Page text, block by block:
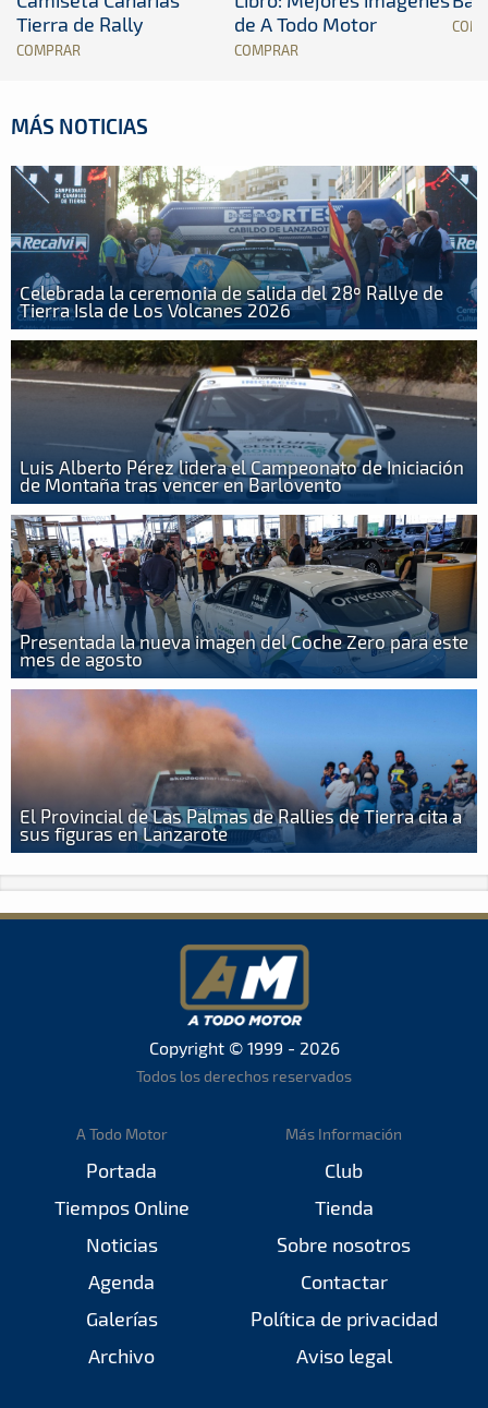
Tierra de Rally
COMPRAR
de A Todo Motor
COMPRAR
MÁS NOTICIAS
Celebrada la ceremonia de salida del 28º Rallye de
Tierra Isla de Los Volcanes 2026
Luis Alberto Pérez lidera el Campeonato de Iniciación
de Montaña tras vencer en Barlovento
Presentada la nueva imagen del Coche Zero para este
mes de agosto
El Provincial de Las Palmas de Rallies de Tierra cita a
sus figuras en Lanzarote
Copyright © 1999 - 2026
Todos los derechos reservados
A Todo Motor
Portada
Tiempos Online
Noticias
Agenda
Galerías
Archivo
Más Información
Club
Tienda
Sobre nosotros
Contactar
Política de privacidad
Aviso legal